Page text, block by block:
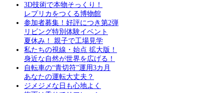
3D技術で本物そっくり！
レプリカをつくる博物館
参加者募集！好評につき第2弾
リビング特別体験イベント
夏休み！ 親子で工場見学
私たちの視線・始点 拡大版！
身近な自然が世界を広げる！
自転車の“青切符”運用3カ月
あなたの運転大丈夫？
ジメジメな日も心地よく